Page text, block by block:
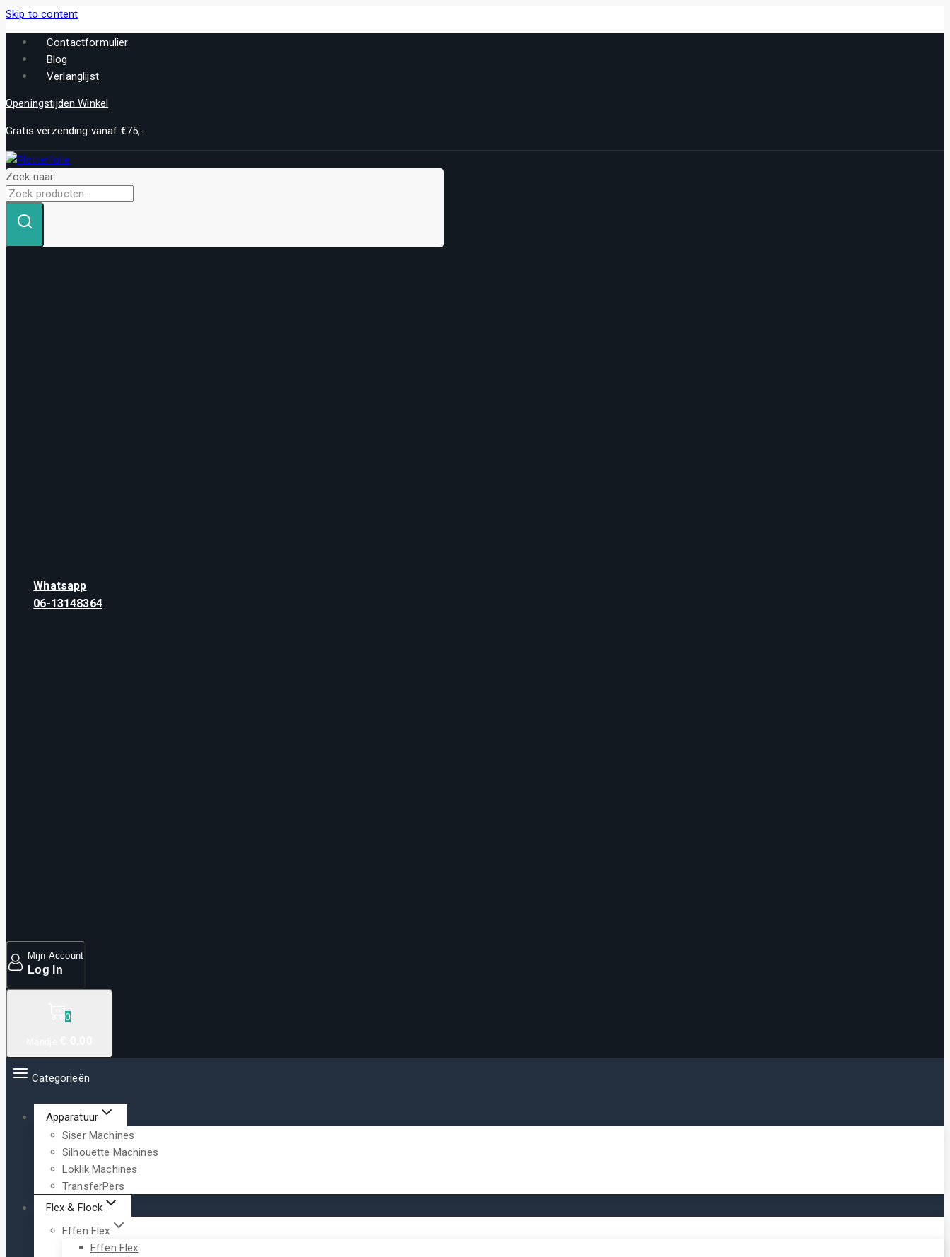
Skip to content
Contactformulier
Blog
Verlanglijst
Openingstijden Winkel
Gratis verzending vanaf €75,-
Zoek naar:
Whatsapp
06-13148364
Mijn Account
Log In
0
Categorieën
Apparatuur
Siser Machines
Silhouette Machines
Loklik Machines
TransferPers
Flex & Flock
Effen Flex
Effen Flex